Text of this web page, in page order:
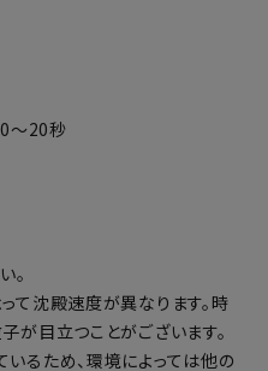
～20秒
。
て沈殿速度が異なります。時
が目立つことがございます。
るため、環境によっては他の